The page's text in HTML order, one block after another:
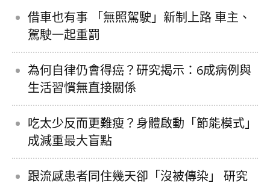
借車也有事 「無照駕駛」新制上路 車主、
駕駛一起重罰
為何自律仍會得癌？研究揭示：6成病例與
生活習慣無直接關係
吃太少反而更難瘦？身體啟動「節能模式」
成減重最大盲點
跟流感患者同住幾天卻「沒被傳染」 研究